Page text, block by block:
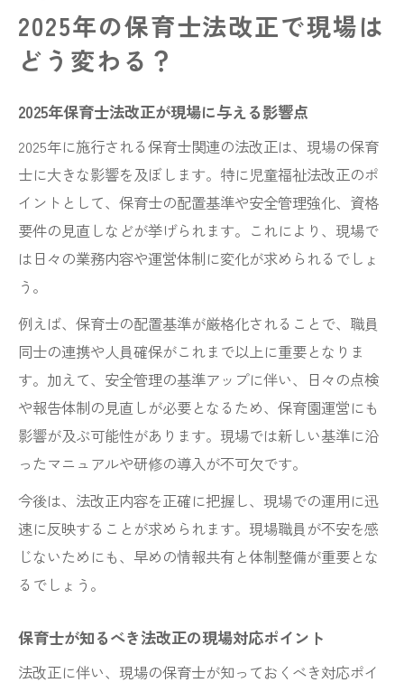
現場の保育士が直面する法改正後の課題と
は
注目の児童福祉法改正ポイントを解説
保育士が押さえるべき児童福祉法改正の要
児童福祉法改正2025年の注目ポイントを紹
保育士現場で活きる児童福祉法改正の理解
法
児童福祉法改正を保育士が理解するメリッ
ト
保育士試験における法改正の最新範囲
保育士試験で問われる法改正2025年の範囲
保育士試験の法改正問題対策ポイントまと
め
2026年保育士試験へ向けた法改正の準備法
児童福祉法改正が保育士試験に及ぼす影響
点
働き方に影響する保育士法改正の要点
保育士の働き方改革と法改正の重要ポイン
2025年の保育士法改正で現場は
どう変わる？
2025年保育士法改正が現場に与える影響点
2025年に施行される保育士関連の法改正は、現場の保育
士に大きな影響を及ぼします。特に児童福祉法改正のポ
イントとして、保育士の配置基準や安全管理強化、資格
要件の見直しなどが挙げられます。これにより、現場で
は日々の業務内容や運営体制に変化が求められるでしょ
う。
例えば、保育士の配置基準が厳格化されることで、職員
同士の連携や人員確保がこれまで以上に重要となりま
す。加えて、安全管理の基準アップに伴い、日々の点検
や報告体制の見直しが必要となるため、保育園運営にも
影響が及ぶ可能性があります。現場では新しい基準に沿
ったマニュアルや研修の導入が不可欠です。
今後は、法改正内容を正確に把握し、現場での運用に迅
速に反映することが求められます。現場職員が不安を感
じないためにも、早めの情報共有と体制整備が重要とな
るでしょう。
保育士が知るべき法改正の現場対応ポイント
法改正に伴い、現場の保育士が知っておくべき対応ポイ